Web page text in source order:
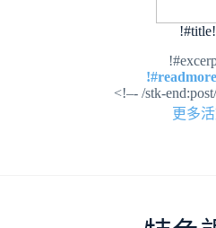
<!–- /stk-
更多